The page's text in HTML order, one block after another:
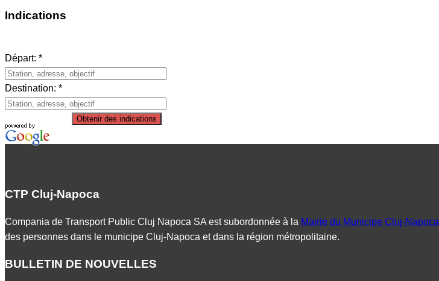
Indications
Départ: *
Destination: *
Obtenir des indications
CTP Cluj-Napoca
Compania de Transport Public Cluj Napoca SA est subordonnée à la Mairie du Municipe Cluj-Napoca
des personnes dans le municipe Cluj-Napoca et dans la région métropolitaine.
BULLETIN DE NOUVELLES